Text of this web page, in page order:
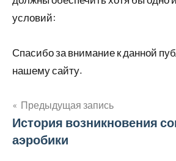
условий:
Спасибо за внимание к данной
нашему сайту.
Навигация
по
Предыдущая запись
История возникновения
аэробики